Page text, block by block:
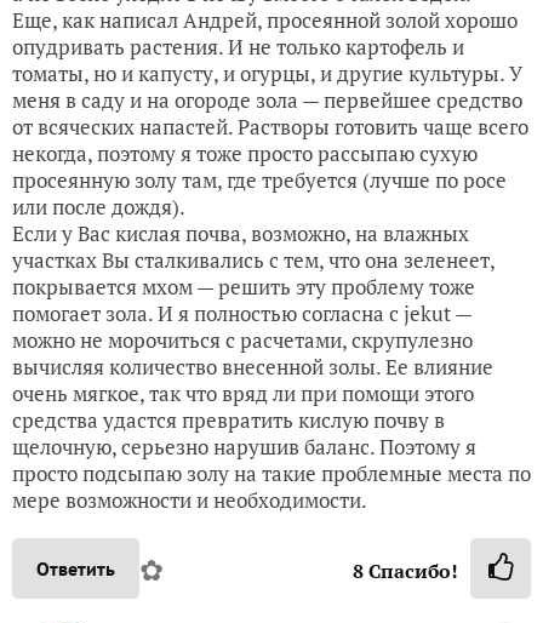
Еще, как написал Андрей, просеянной золой хорошо
опудривать растения. И не только картофель и
томаты, но и капусту, и огурцы, и другие культуры. У
меня в саду и на огороде зола — первейшее средство
от всяческих напастей. Растворы готовить чаще всего
некогда, поэтому я тоже просто рассыпаю сухую
просеянную золу там, где требуется (лучше по росе
или после дождя).
Если у Вас кислая почва, возможно, на влажных
участках Вы сталкивались с тем, что она зеленеет,
покрывается мхом — решить эту проблему тоже
помогает зола. И я полностью согласна с jekut —
можно не морочиться с расчетами, скрупулезно
вычисляя количество внесенной золы. Ее влияние
очень мягкое, так что вряд ли при помощи этого
средства удастся превратить кислую почву в
щелочную, серьезно нарушив баланс. Поэтому я
просто подсыпаю золу на такие проблемные места по
мере возможности и необходимости.
Ответить ✿ 8Спасибо!